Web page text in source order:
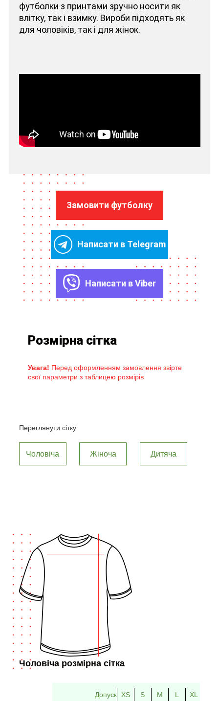
футболки з принтами зручно носити як
влітку, так і взимку. Вироби підходять як
для чоловіків, так і для жінок.
Замовити футболку
Написати в Telegram
Написати в Viber
Розмірна сітка
Увага! Перед оформленням замовлення звірте
свої параметри з таблицею розмірів
Переглянути сітку
Чоловіча Жіноча Дитяча
Чоловіча розмірна сітка
Допуск XS S M L XL